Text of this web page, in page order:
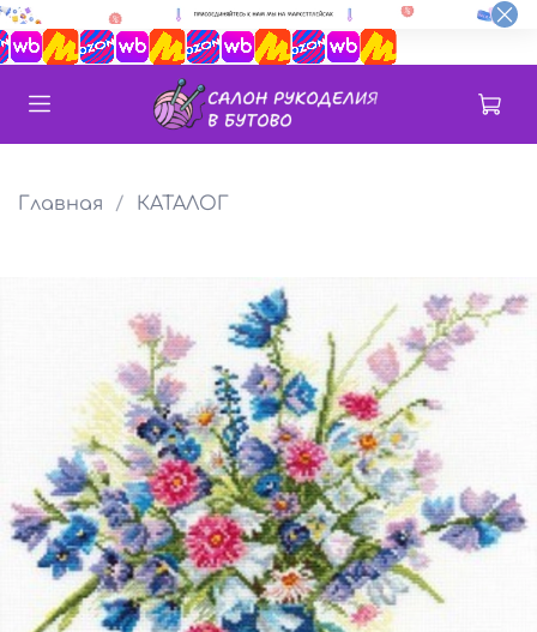
Главная КАТАЛОГ